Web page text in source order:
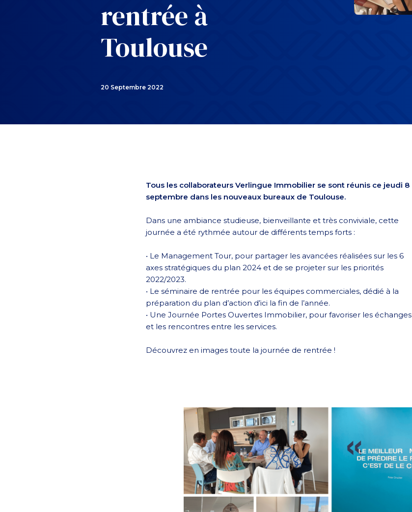
rentrée à
Toulouse
20 Septembre 2022
Tous les collaborateurs Verlingue Immobilier se sont réunis ce jeudi 8
septembre dans les nouveaux bureaux de Toulouse.
Dans une ambiance studieuse, bienveillante et très conviviale, cette
journée a été rythmée autour de différents temps forts :
• Le Management Tour, pour partager les avancées réalisées sur les 6
axes stratégiques du plan 2024 et de se projeter sur les priorités
2022/2023.
• Le séminaire de rentrée pour les équipes commerciales, dédié à la
préparation du plan d’action d’ici la fin de l’année.
• Une Journée Portes Ouvertes Immobilier, pour favoriser les échanges
et les rencontres entre les services.
Découvrez en images toute la journée de rentrée !